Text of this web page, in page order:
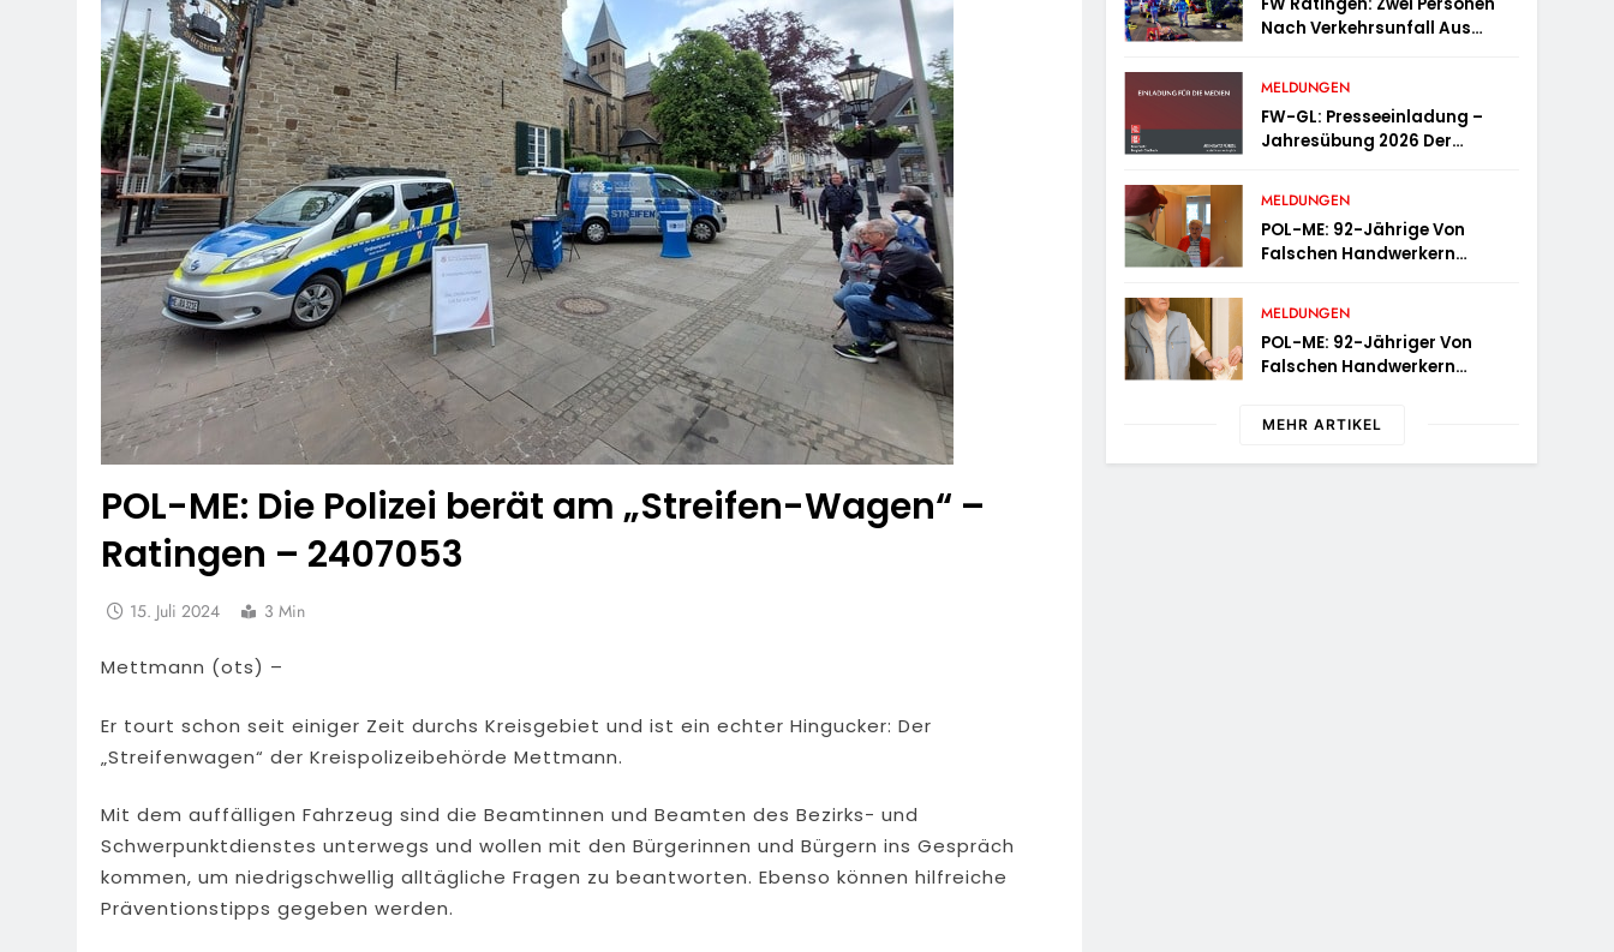
POL-ME: Die Polizei berät am „Streifen-Wagen“ –
Ratingen – 2407053
15. Juli 2024 3 Min
Mettmann (ots) –
Er tourt schon seit einiger Zeit durchs Kreisgebiet und ist ein echter Hingucker: Der
„Streifenwagen“ der Kreispolizeibehörde Mettmann.
Mit dem auffälligen Fahrzeug sind die Beamtinnen und Beamten des Bezirks- und
Schwerpunktdienstes unterwegs und wollen mit den Bürgerinnen und Bürgern ins Gespräch
kommen, um niedrigschwellig alltägliche Fragen zu beantworten. Ebenso können hilfreiche
Präventionstipps gegeben werden.
Nach Verkehrsunfall Aus
MELDUNGEN
FW-GL: Presseeinladung –
Jahresübung 2026 Der
Am 20.06.2026
MELDUNGEN
POL-ME: 92-Jährige Von
Falschen Handwerkern
MELDUNGEN
POL-ME: 92-Jähriger Von
Falschen Handwerkern
MEHR ARTIKEL